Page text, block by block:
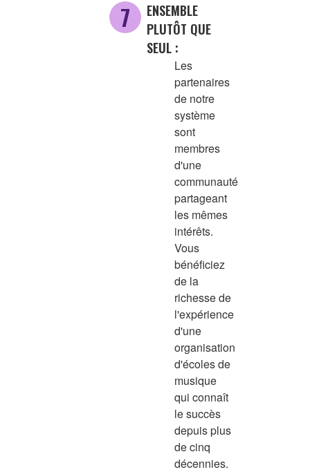
ENSEMBLE
PLUTÔT QUE
SEUL :
Les
partenaires
de notre
système
sont
membres
d'une
communauté
partageant
les mêmes
intérêts.
Vous
bénéficiez
de la
richesse de
l'expérience
d'une
organisation
d'écoles de
musique
qui connaît
le succès
depuis plus
de cinq
décennies.